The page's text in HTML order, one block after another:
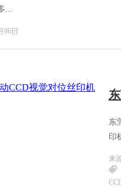
...
06日
东
印
来